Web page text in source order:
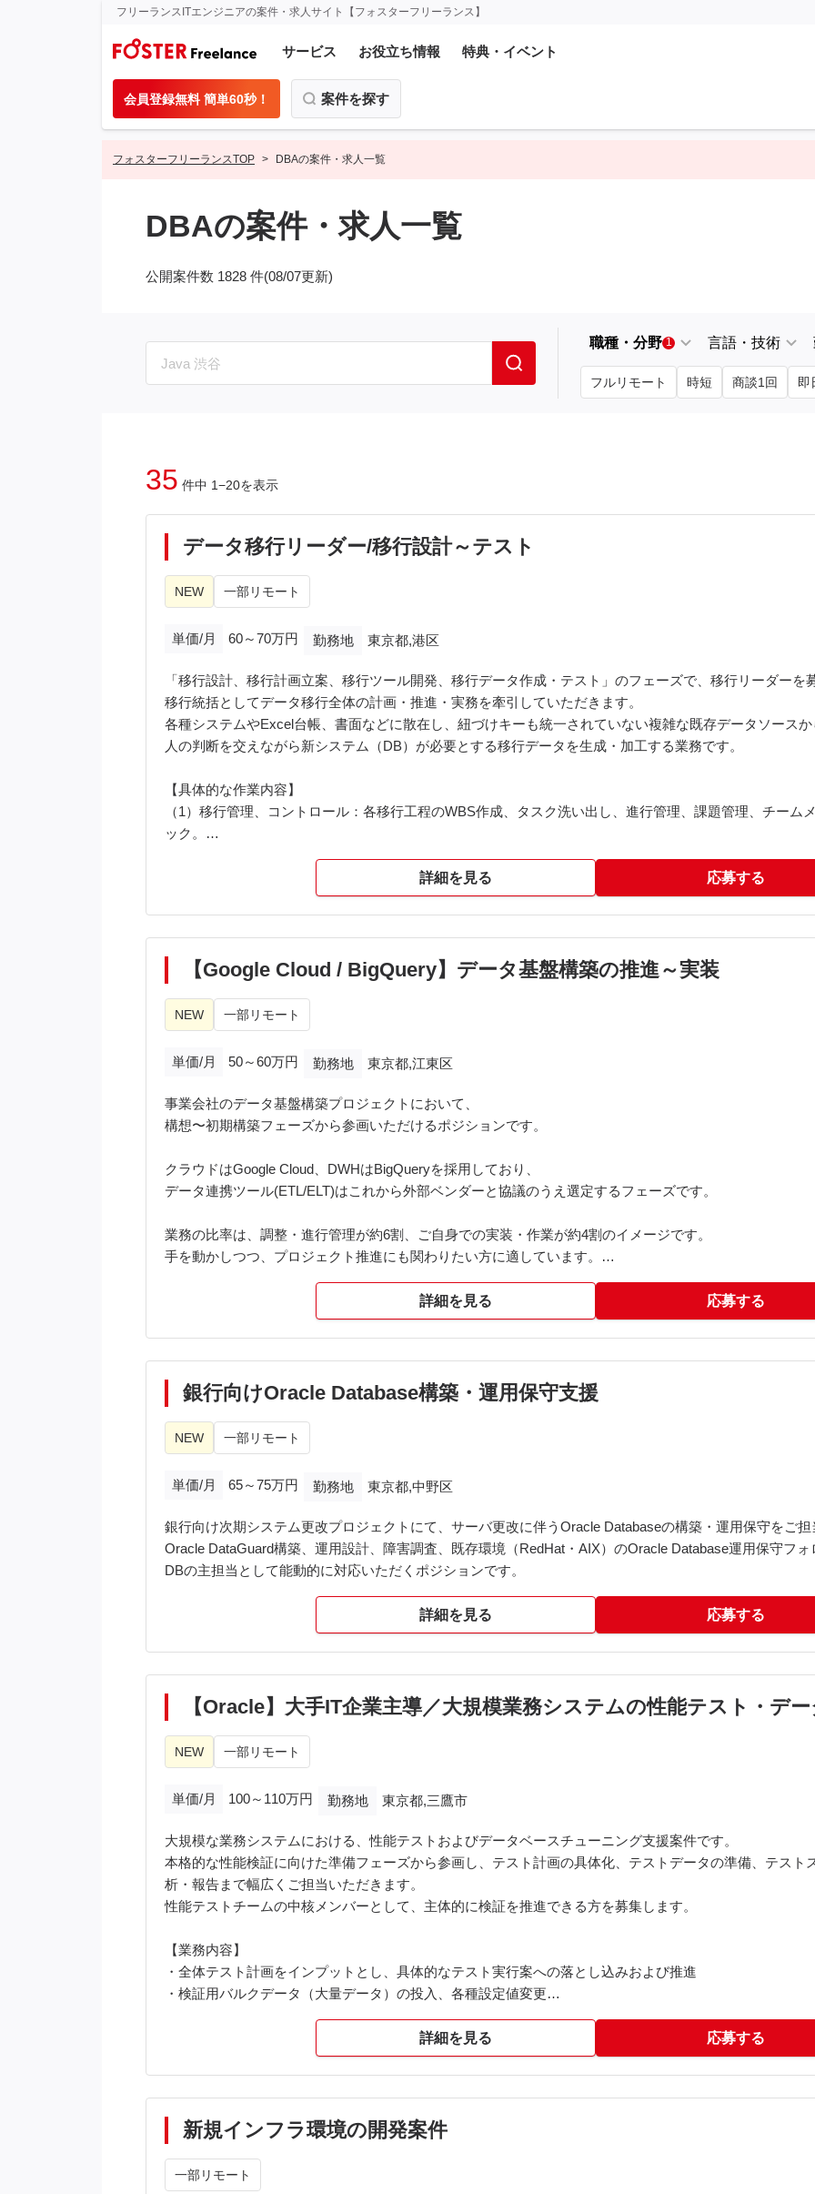
フリーランスITエンジニアの案件・求人サイト【フォスターフリーランス】
サービス お役立ち情報 特典・イベント
会員登録無料 簡単60秒！ 案件を探す
フォスターフリーランスTOP DBAの案件・求人一覧
DBAの案件・求人一覧
公開案件数 1828 件(08/07更新)
職種・分野 1 言語・技術
フルリモート 時短 商談1回 即
35 件中 1−20を表示
データ移行リーダー/移行設計～テスト
NEW 一部リモート
単価/月 60～70万円 勤務地 東京都,港区
「移行設計、移行計画立案、移行ツール開発、移行データ作成・テスト」のフェーズで、移行リーダーを
移行統括としてデータ移行全体の計画・推進・実務を牽引していただきます。
各種システムやExcel台帳、書面などに散在し、紐づけキーも統一されていない複雑な既存データソース
人の判断を交えながら新システム（DB）が必要とする移行データを生成・加工する業務です。
【具体的な作業内容】
（1）移行管理、コントロール：各移行工程のWBS作成、タスク洗い出し、進行管理、課題管理、チーム
ック。
・項目選定：不要・重複項目や過去データ（解約・満了済）の削除
・商品細分化：販売最小単位の商品単位への細分化
・名寄せ：各種IDによる置換やマスタ、サービス運用情報とのデータ統合
・クレンジング：誤記や未入力、データ欠損時の補完・修正処理
（4）関係各所との調整：社内のデータソースを保持する各業務部門やシステム管理部門とのデータに関
【服装】オフィスカジュアル
詳細を見る 応募する
【Google Cloud / BigQuery】データ基盤構築の推進～実装
NEW 一部リモート
単価/月 50～60万円 勤務地 東京都,江東区
事業会社のデータ基盤構築プロジェクトにおいて、
構想〜初期構築フェーズから参画いただけるポジションです。
クラウドはGoogle Cloud、DWHはBigQueryを採用しており、
データ連携ツール(ETL/ELT)はこれから外部ベンダーと協議のうえ選定するフェーズです。
業務の比率は、調整・進行管理が約6割、ご自身での実装・作業が約4割のイメージです。
手を動かしつつ、プロジェクト推進にも関わりたい方に適しています。
・外部パートナー(ベンダー)と連携したデータ基盤構築の推進
・データ連携ツール・アーキテクチャ選定への参画
・要件整理、ベンダーとの仕様調整、進行管理
・新規データソースの追加、データ連携(ETL/ELT)の実装・運用
・BigQueryを中心としたデータベースの運用・保守
・既存処理の軽微な改修・改善(SQL・Pythonバッチ等)
プロジェクトの方向性が固まった後は、フェーズに応じて単独で推進いただくことを期待しています。
<開発環境・ツール>
・クラウド:Google Cloud
・データ連携:選定中(候補:ETLツール導入 or Python内製)
詳細を見る 応募する
銀行向けOracle Database構築・運用保守支援
NEW 一部リモート
単価/月 65～75万円 勤務地 東京都,中野区
銀行向け次期システム更改プロジェクトにて、サーバ更改に伴うOracle Databaseの構築・運用保守をご
Oracle DataGuard構築、運用設計、障害調査、既存環境（RedHat・AIX）のOracle Database運用保守フォ
DBの主担当として能動的に対応いただくポジションです。
詳細を見る 応募する
【Oracle】大手IT企業主導／大規模業務システムの性能テスト・デ
NEW 一部リモート
単価/月 100～110万円 勤務地 東京都,三鷹市
大規模な業務システムにおける、性能テストおよびデータベースチューニング支援案件です。
本格的な性能検証に向けた準備フェーズから参画し、テスト計画の具体化、テストデータの準備、テスト
析・報告まで幅広くご担当いただきます。
性能テストチームの中核メンバーとして、主体的に検証を推進できる方を募集します。
【業務内容】
・全体テスト計画をインプットとし、具体的なテスト実行案への落とし込みおよび推進
・検証用バルクデータ（大量データ）の投入、各種設定値変更
・Linux/Shell環境におけるテスト自動化・効率化スクリプトの作成
・大量のシステムログ・実行ログの分析から、高負荷（重い）処理を特定し、検証対象の絞り込み・原因
・テスト実施結果の集計、およびボトルネック報告書の作成
詳細を見る 応募する
新規インフラ環境の開発案件
一部リモート